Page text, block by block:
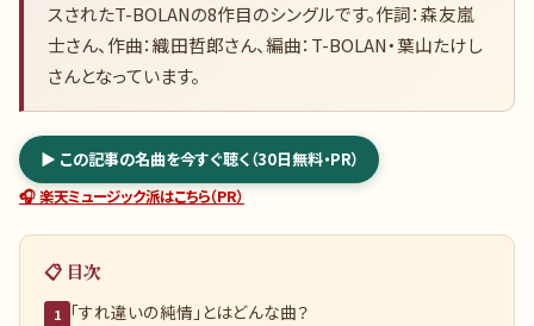
スされたT-BOLANの8作目のシングルです。作詞：森友嵐
士さん、作曲：織田哲郎さん、編曲：T-BOLAN・葉山たけし
さんとなっています。
▶ この記事の名曲を今すぐ聴く（30日無料・PR）
🎧 楽天ミュージック派はこちら（PR）
📋 目次
1 「すれ違いの純情」とはどんな曲？